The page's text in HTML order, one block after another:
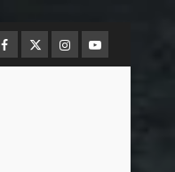
Facebook
TwitterInstagram
Youtube